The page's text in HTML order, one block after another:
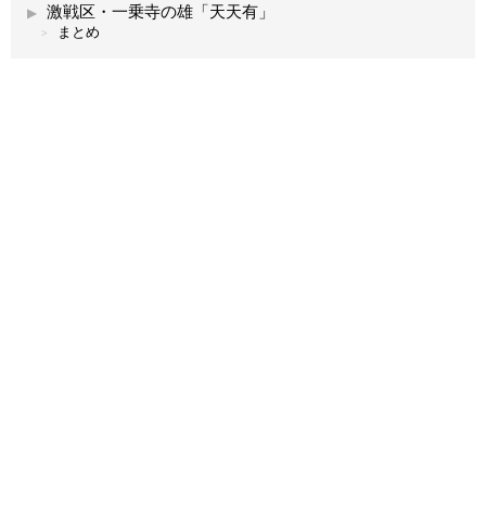
激戦区・一乗寺の雄「天天有」
まとめ